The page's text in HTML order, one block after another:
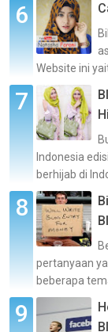
Website ini
Indonesia
berhijab di
pertanyaan
beberapa